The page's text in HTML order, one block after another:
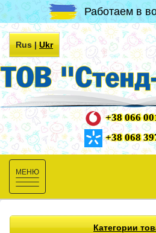
Работаем в
Rus|Ukr
+38 066
+38 068
Toggle
navigation
Категории